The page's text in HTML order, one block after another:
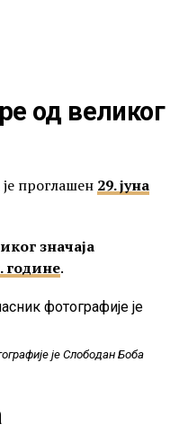
од великог
проглашен 29. јуна
значаја
године.
је Слободан Боба